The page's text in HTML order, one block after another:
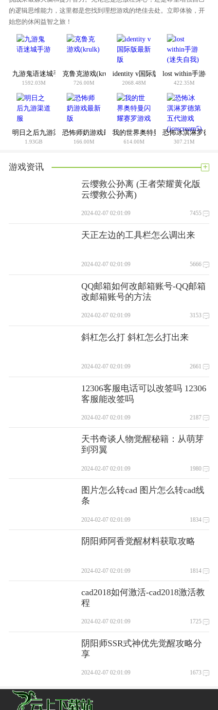
的逻辑思维能力，这里都是您找到理想游戏的绝佳去处。立即体验，开
始您的休闲益智之旅！
九游鬼语迷城手游
1592.03M
克鲁克游戏(krulk)
726.00M
identity v国际版最新版
2068.48M
lost within手游(迷
422.35M
明日之后九游渠道服
1.93GB
恐怖师奶游戏最新版
166.00M
我的世界奥特曼闪耀赛罗游戏
614.00M
恐怖冰淇淋罗德第
307.21M
游戏资讯 +
云缨救公孙离 (王者荣耀黄化版
云缨救公孙离)
2024-02-07 02:01:09 7455
天正左边的工具栏怎么调出来
2024-02-07 02:01:09 5666
QQ邮箱如何改邮箱账号-QQ邮箱
改邮箱账号的方法
2024-02-07 02:01:09 3153
斜杠怎么打 斜杠怎么打出来
2024-02-07 02:01:09 2661
12306客服电话可以改签吗 12306
客服能改签吗
2024-02-07 02:01:09 2187
天书奇谈人物觉醒秘籍：从萌芽
到羽翼
2024-02-07 02:01:09 1980
图片怎么转cad 图片怎么转cad线
条
2024-02-07 02:01:09 1834
阴阳师阿香觉醒材料获取攻略
2024-02-07 02:01:09 1814
cad2018如何激活-cad2018激活教
程
2024-02-07 02:01:09 1725
阴阳师SSR式神优先觉醒攻略分
享
2024-02-07 02:01:09 1673